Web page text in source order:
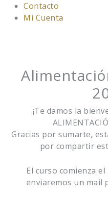
Contacto
Mi Cuenta
¡Te damos la
Gracias por sumarte,
por compartir
El curso comienza el
enviaremos un mail